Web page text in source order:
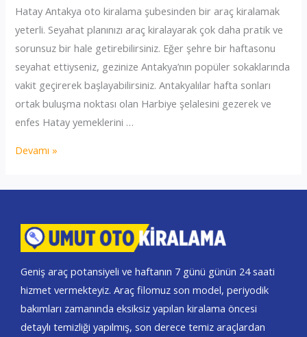
Hatay Antakya oto kiralama şubesinden bir araç kiralamak
yeterli. Seyahat planınızı araç kiralayarak çok daha pratik ve
sorunsuz bir hale getirebilirsiniz. Eğer şehre bir haftasonu
seyahat ettiyseniz, gezinize Antakya’nın popüler sokaklarında
vakit geçirerek başlayabilirsiniz. Antakyalılar hafta sonları
ortak buluşma noktası olan Harbiye şelalesini gezerek ve
enfes Hatay yemeklerini …
Antakya
Kiralama
Devamı »
Geniş araç potansiyeli ve haftanın 7 günü günün 24 saati
hizmet vermekteyiz. Araç filomuz son model, periyodik
bakımları zamanında eksiksiz yapılan kiralama öncesi
detaylı temizliği yapılmış, son derece temiz araçlardan